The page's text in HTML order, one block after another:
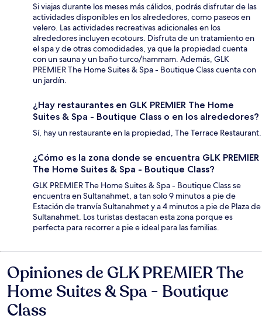
Si viajas durante los meses más cálidos, podrás disfrutar de las
actividades disponibles en los alrededores, como paseos en
velero. Las actividades recreativas adicionales en los
alrededores incluyen ecotours. Disfruta de un tratamiento en
el spa y de otras comodidades, ya que la propiedad cuenta
con un sauna y un baño turco/hammam. Además, GLK
PREMIER The Home Suites & Spa - Boutique Class cuenta con
un jardín.
¿Hay restaurantes en GLK PREMIER The Home
Suites & Spa - Boutique Class o en los alrededores?
Sí, hay un restaurante en la propiedad, The Terrace Restaurant.
¿Cómo es la zona donde se encuentra GLK PREMIER
The Home Suites & Spa - Boutique Class?
GLK PREMIER The Home Suites & Spa - Boutique Class se
encuentra en Sultanahmet, a tan solo 9 minutos a pie de
Estación de tranvía Sultanahmet y a 4 minutos a pie de Plaza de
Sultanahmet. Los turistas destacan esta zona porque es
perfecta para recorrer a pie e ideal para las familias.
Opiniones
Opiniones de GLK PREMIER The
Home Suites & Spa - Boutique
Class